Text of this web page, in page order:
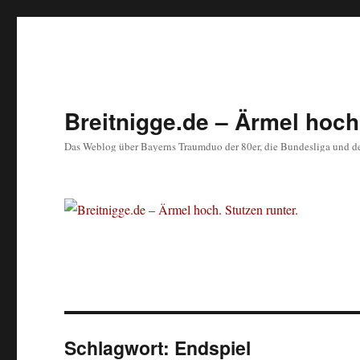
Breitnigge.de – Ärmel
Das Weblog über Bayerns Traumduo der 80er, die Bundesliga und
Schlagwort: Endspiel